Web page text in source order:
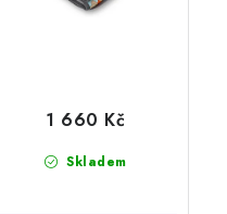
Skladem
1 660 Kč